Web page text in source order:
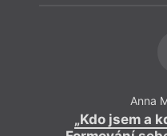
Anna
„Kdo jsem a